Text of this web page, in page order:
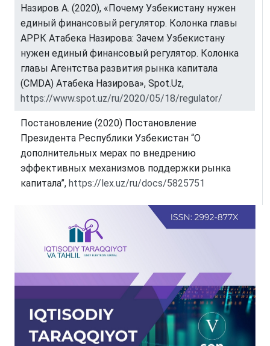
Назиров А. (2020), «Почему Узбекистану нужен
единый финансовый регулятор. Колонка главы
АРРК Атабека Назирова: Зачем Узбекистану
нужен единый финансовый регулятор. Колонка
главы Агентства развития рынка капитала
(CMDA) Атабека Назирова», Spot.Uz,
https://www.spot.uz/ru/2020/05/18/regulator/
Постановление (2020) Постановление
Президента Республики Узбекистан “О
дополнительных мерах по внедрению
эффективных механизмов поддержки рынка
капитала”, https://lex.uz/ru/docs/5825751